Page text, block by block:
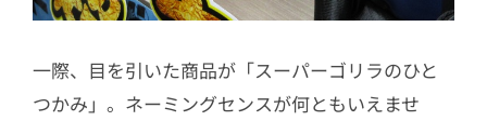
一際、目を引いた商品が「スーパーゴリラのひと
つかみ」。ネーミングセンスが何ともいえませ